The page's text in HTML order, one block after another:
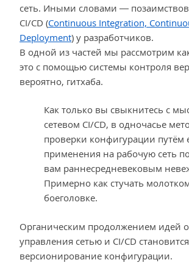
сеть. Иными словами —
CI/CD (Continuous Integration,
Deployment) у разработчиков.
В одной из частей мы рассмотрим
это с помощью системы контроля
вероятно, гитхаба.
Как только вы свыкнитесь с
сетевом CI/CD, в одночасье
проверки конфигурации путём
применения на рабочую сеть
вам раннесредневековым
Примерно как стучать
боеголовке.
Органическим продолжением идей о
управления сетью и CI/CD
версионирование конфигурации.